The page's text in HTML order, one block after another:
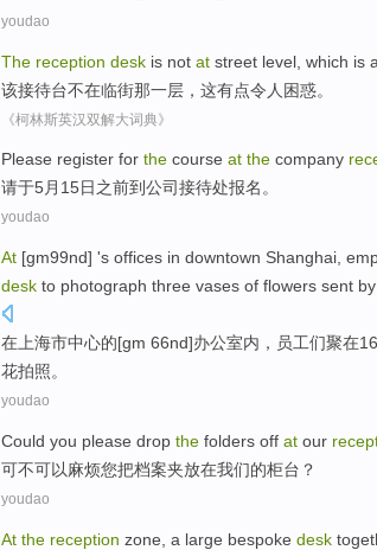
youdao
The reception desk is not at street level which is
该接待台不在临街那一层 ，这有点令人困惑。
《柯林斯英汉双解大词典》
Please register for the course at the company
请于5月15日之前到公司接待处报名。
youdao
At [gm99nd] 's offices in downtown Shanghai
desk to photograph three vases of flowers sent by
在 上海市中心的[gm 66nd]办公室内 ， 员工们聚在16
花拍照。
youdao
Could you please drop the folders off at our
可不可以麻烦您把档案夹放在我们的柜台？
youdao
At the reception zone , a large bespoke desk